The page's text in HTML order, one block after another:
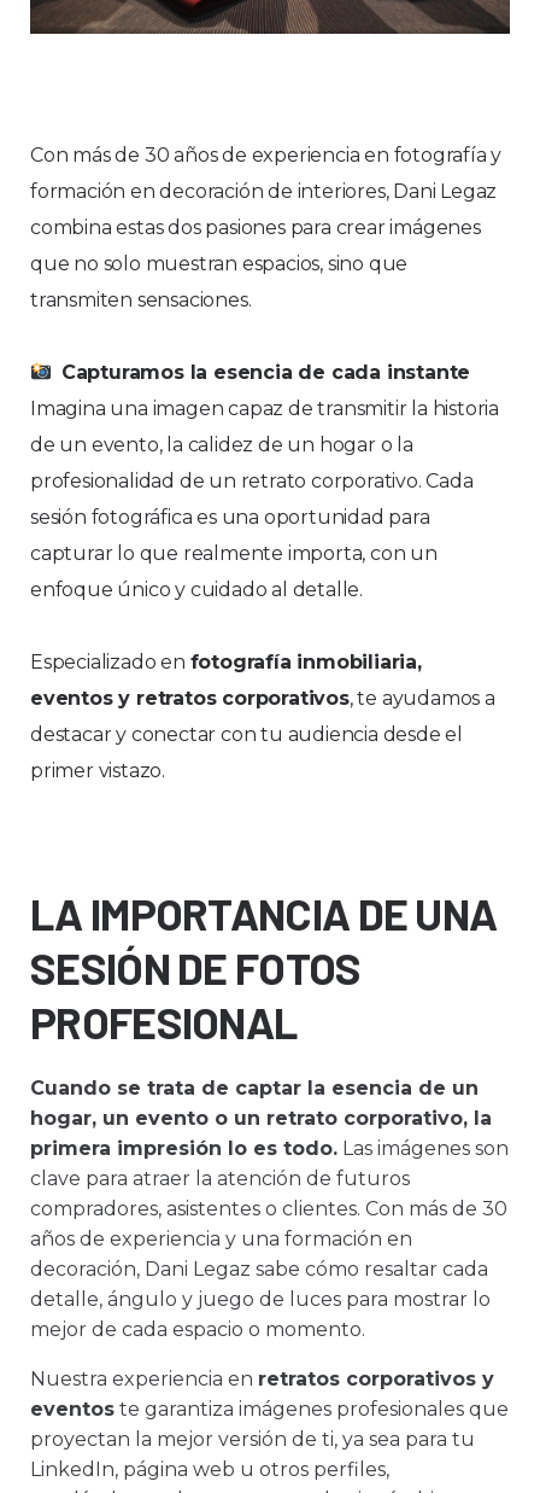
Con más de 30 años de experiencia en fotografía y
formación en decoración de interiores, Dani Legaz
combina estas dos pasiones para crear imágenes
que no solo muestran espacios, sino que
transmiten sensaciones.
Capturamos la esencia de cada instante
Imagina una imagen capaz de transmitir la historia
de un evento, la calidez de un hogar o la
profesionalidad de un retrato corporativo. Cada
sesión fotográfica es una oportunidad para
capturar lo que realmente importa, con un
enfoque único y cuidado al detalle.
Especializado en fotografía inmobiliaria,
eventos y retratos corporativos, te ayudamos a
destacar y conectar con tu audiencia desde el
primer vistazo.
LA IMPORTANCIA DE UNA
SESIÓN DE FOTOS
PROFESIONAL
Cuando se trata de captar la esencia de un
hogar, un evento o un retrato corporativo, la
primera impresión lo es todo. Las imágenes son
clave para atraer la atención de futuros
compradores, asistentes o clientes. Con más de 30
años de experiencia y una formación en
decoración, Dani Legaz sabe cómo resaltar cada
detalle, ángulo y juego de luces para mostrar lo
mejor de cada espacio o momento.
Nuestra experiencia en retratos corporativos y
eventos te garantiza imágenes profesionales que
proyectan la mejor versión de ti, ya sea para tu
LinkedIn, página web u otros perfiles,